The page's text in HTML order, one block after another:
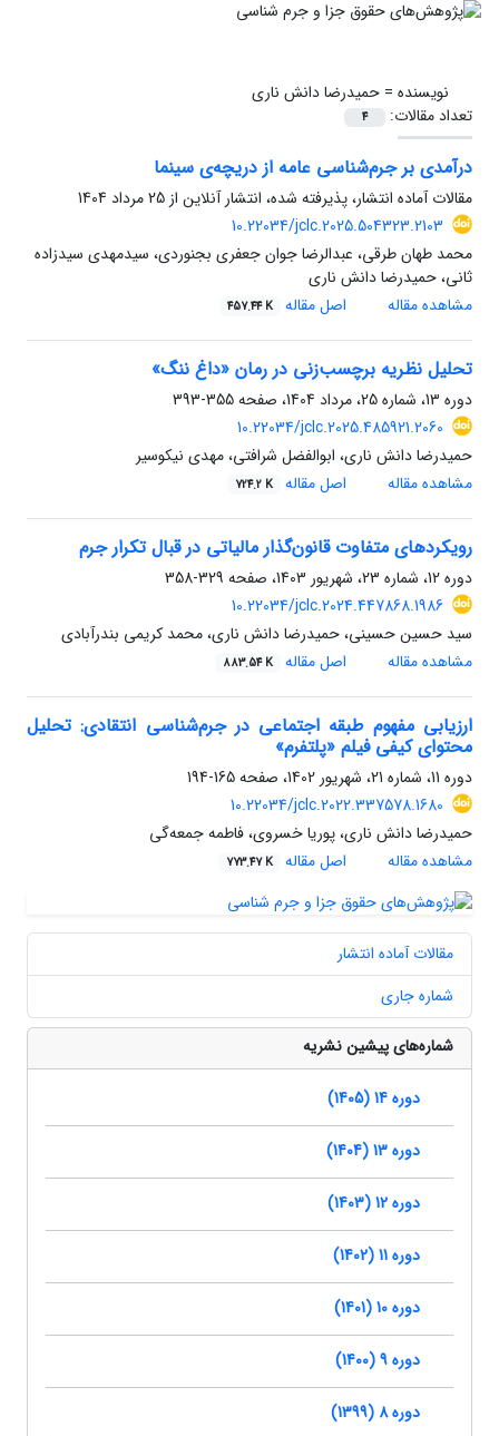
نویسنده =حمیدرضا دانش ناری
تعداد مقالات:
4
درآمدی بر جرم‌شناسی عامه از دریچه‌ی سینما
مقالات آماده انتشار، پذیرفته شده، انتشار آنلاین از 25 مرداد 1404
10.22034/jclc.2025.504323.2103
محمد طهان طرقی، عبدالرضا جوان جعفری بجنوردی، سیدمهدی سیدزاده
ثانی، حمیدرضا دانش ناری
مشاهده مقاله
اصل مقاله 457.44 K
تحلیل نظریه برچسب‌زنی در رمان «داغ ننگ»
دوره 13، شماره 25، مرداد 1404، صفحه
355-393
10.22034/jclc.2025.485921.2060
حمیدرضا دانش ناری، ابوالفضل شرافتی، مهدی نیکوسیر
مشاهده مقاله
اصل مقاله 724.2 K
رویکردهای متفاوت قانون‌گذار مالیاتی در قبال تکرار جرم
دوره 12، شماره 23، شهریور 1403، صفحه
329-358
10.22034/jclc.2024.447868.1986
سید حسین حسینی، حمیدرضا دانش ناری، محمد کریمی بندرآبادی
مشاهده مقاله
اصل مقاله 883.54 K
ارزیابی مفهوم طبقه اجتماعی در جرم‌شناسی انتقادی: تحلیل
محتوای کیفی فیلم «پلتفرم»
دوره 11، شماره 21، شهریور 1402، صفحه
165-194
10.22034/jclc.2022.337578.1680
حمیدرضا دانش ناری، پوریا خسروی، فاطمه جمعه‌گی
مشاهده مقاله
اصل مقاله 773.47 K
مقالات آماده انتشار
شماره جاری
شماره‌های پیشین نشریه
دوره 14 (1405)
دوره 13 (1404)
دوره 12 (1403)
دوره 11 (1402)
دوره 10 (1401)
دوره 9 (1400)
دوره 8 (1399)